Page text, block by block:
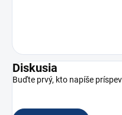
Diskusia
Buďte prvý, kto napíše